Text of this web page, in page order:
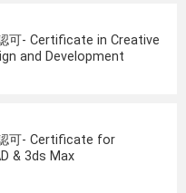
可- Certificate in Creative
and Development
可- Certificate for
& 3ds Max